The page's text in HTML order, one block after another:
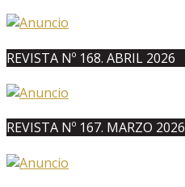
REVISTA Nº 168. ABRIL 2026
REVISTA Nº 167. MARZO 2026